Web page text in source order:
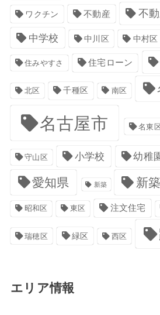
ワクチン 不動産 不
中学校 中川区 中村区
住みやすさ 住宅ローン
北区 千種区 南区
名古屋市 名東
守山区 小学校 幼稚
愛知県 新築 新
昭和区 東区 注文住宅
瑞穂区 緑区 西区
エリア情報